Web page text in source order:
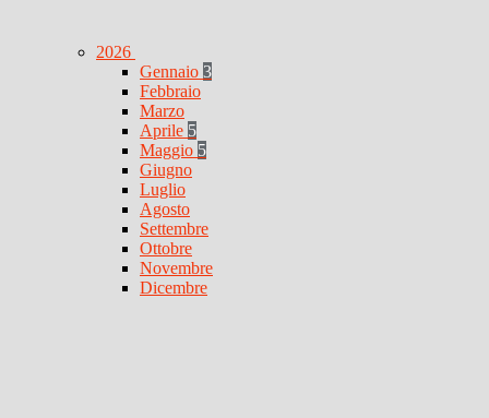
2026
Gennaio 3
Febbraio
Marzo
Aprile 5
Maggio 5
Giugno
Luglio
Agosto
Settembre
Ottobre
Novembre
Dicembre